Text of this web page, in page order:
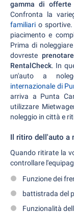
gamma di
Confronta la
familiari o
piacimento e
Prima di
dovreste prenotare
RentalCheck. In
un'auto a
internazionale di
arriva a Punta
utilizzare
noleggio in città e
Il ritiro dell'auto a
Quando ritirate la
controllare
Funzione dei
battistrada del
Funzionalità